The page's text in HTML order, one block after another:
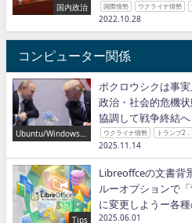
国内政治 国際情勢 ウクライナ情勢
2022.10.28
コンピューター関係
Ubuntu/Windows/P
ポクロウシクは事
政治・社会的危機
協調して戦争終結
ウクライナ情勢 トランプ2
2025.11.14
Tips
Libreoffceの文書背
ルーオプションで
に変更しようー各
2025.06.01